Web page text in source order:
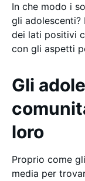
In che modo i
gli adolescenti?
dei lati positivi
con gli aspetti
Gli
loro
Proprio come
media per